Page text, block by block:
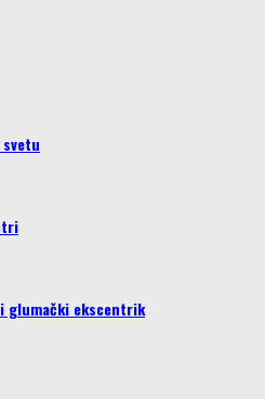
glumački ekscentrik